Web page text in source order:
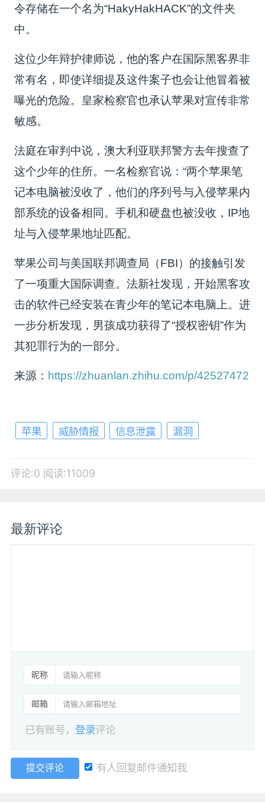
令存储在一个名为“HakyHakHACK”的文件夹
中。
这位少年辩护律师说，他的客户在国际黑客界非
常有名，即使详细提及这件案子也会让他冒着被
曝光的危险。皇家检察官也承认苹果对宣传非常
敏感。
法庭在审判中说，澳大利亚联邦警方去年搜查了
这个少年的住所。一名检察官说：“两个苹果笔
记本电脑被没收了，他们的序列号与入侵苹果内
部系统的设备相同。手机和硬盘也被没收，IP地
址与入侵苹果地址匹配。
苹果公司与美国联邦调查局（FBI）的接触引发
了一项重大国际调查。法新社发现，开始黑客攻
击的软件已经安装在青少年的笔记本电脑上。进
一步分析发现，男孩成功获得了“授权密钥”作为
其犯罪行为的一部分。
来源： https://zhuanlan.zhihu.com/p/42527472
苹果 威胁情报 信息泄露 漏洞
评论:0 阅读:11009
最新评论
昵称
邮箱
已有账号，登录评论
提交评论 有人回复邮件通知我